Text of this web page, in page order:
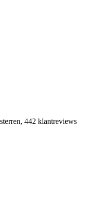
442 klantreviews